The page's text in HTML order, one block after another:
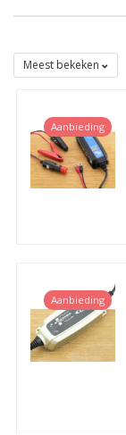
Zoekt u een
meerwaarde
Meest bekeken
Aanbieding
Aanbieding